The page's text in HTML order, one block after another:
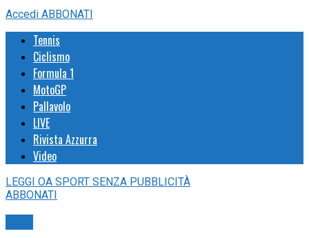
Accedi ABBONATI
Tennis
Ciclismo
Formula 1
MotoGP
Pallavolo
LIVE
Rivista Azzurra
Video
LEGGI OA SPORT SENZA PUBBLICITÀ
ABBONATI